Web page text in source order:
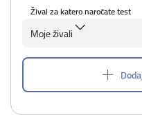
Žival za katero naročate test
Moje živali